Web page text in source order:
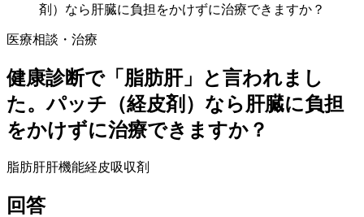
剤）なら肝臓に負担をかけずに治療できますか？
医療相談・治療
健康診断で「脂肪肝」と言われまし
た。パッチ（経皮剤）なら肝臓に負担
をかけずに治療できますか？
脂肪肝肝機能経皮吸収剤
回答